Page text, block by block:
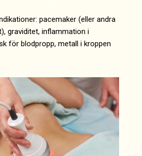
pacemaker (eller andra
graviditet, inflammation i
för blodpropp, metall i kroppen